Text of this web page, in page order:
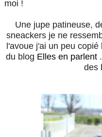
moi !
Une jupe patineuse,
sneackers je ne
l'avoue j'ai un peu
du blog Elles en parlent
des